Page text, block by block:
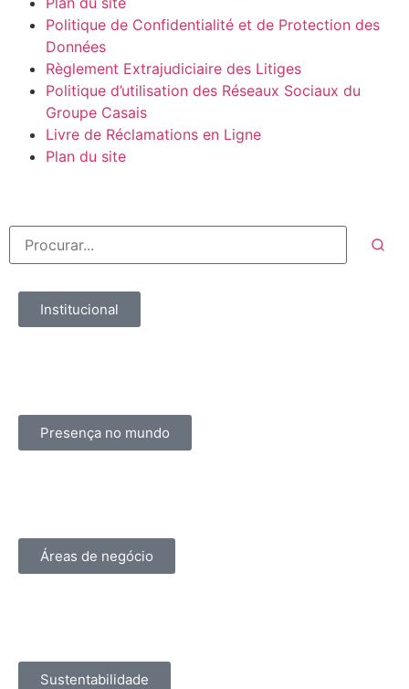
Politique de Confidentialité et de Protection des
Données
Règlement Extrajudiciaire des Litiges
Politique d’utilisation des Réseaux Sociaux du
Groupe Casais
Livre de Réclamations en Ligne
Plan du site
Institucional
Presença no mundo
Áreas de negócio
Sustentabilidade